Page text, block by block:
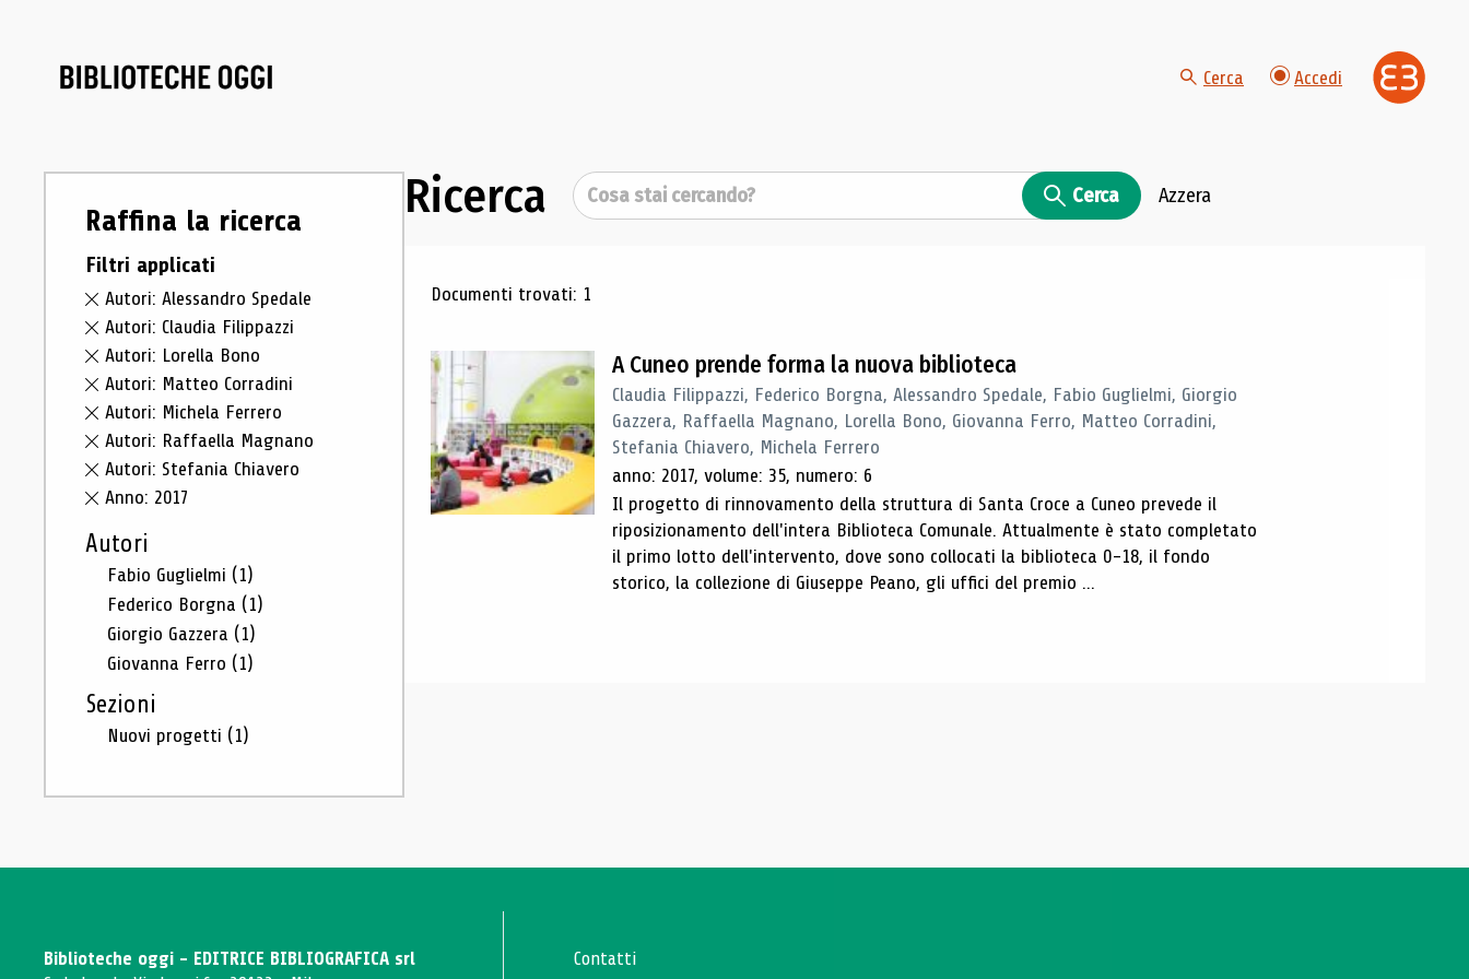
Cerca Accedi
Raffina la ricerca
Filtri applicati
Autori: Alessandro Spedale
Autori: Claudia Filippazzi
Autori: Lorella Bono
Autori: Matteo Corradini
Autori: Michela Ferrero
Autori: Raffaella Magnano
Autori: Stefania Chiavero
Anno: 2017
Autori
Fabio Guglielmi (1)
Federico Borgna (1)
Giorgio Gazzera (1)
Giovanna Ferro (1)
Sezioni
Nuovi progetti (1)
Ricerca Cerca Cerca Azzera
Risultati di ricerca
Documenti trovati: 1
A Cuneo prende forma la nuova biblioteca
Claudia Filippazzi, Federico Borgna, Alessandro Spedale, Fabio Guglielmi, Giorgio
Gazzera, Raffaella Magnano, Lorella Bono, Giovanna Ferro, Matteo Corradini,
Stefania Chiavero, Michela Ferrero
anno: 2017, volume: 35, numero: 6
Il progetto di rinnovamento della struttura di Santa Croce a Cuneo prevede il
riposizionamento dell'intera Biblioteca Comunale. Attualmente è stato completato
il primo lotto dell'intervento, dove sono collocati la biblioteca 0-18, il fondo
storico, la collezione di Giuseppe Peano, gli uffici del premio ...
Biblioteche oggi - EDITRICE BIBLIOGRAFICA srl
Contatti